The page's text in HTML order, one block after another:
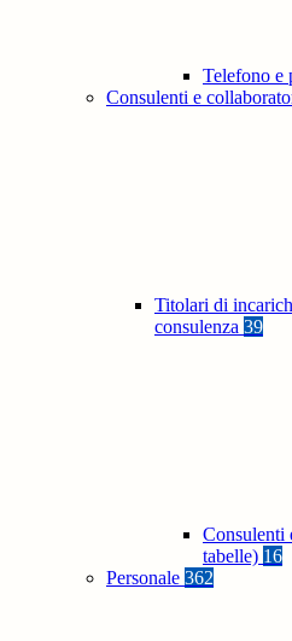
Telefono e
Consulenti e
Titolari di
consulenza 39
Consulenti
tabelle) 16
Personale 362